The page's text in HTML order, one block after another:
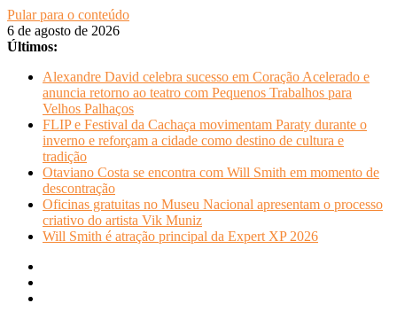
Pular para o conteúdo
6 de agosto de 2026
Últimos:
Alexandre David celebra sucesso em Coração Acelerado e
anuncia retorno ao teatro com Pequenos Trabalhos para
Velhos Palhaços
FLIP e Festival da Cachaça movimentam Paraty durante o
inverno e reforçam a cidade como destino de cultura e
tradição
Otaviano Costa se encontra com Will Smith em momento de
descontração
Oficinas gratuitas no Museu Nacional apresentam o processo
criativo do artista Vik Muniz
Will Smith é atração principal da Expert XP 2026